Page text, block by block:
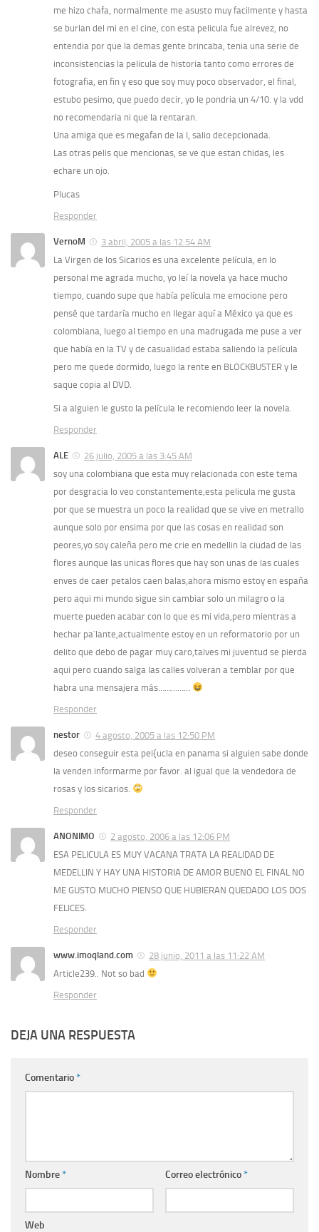
me hizo chafa, normalmente me asusto muy facilmente y hasta
se burlan del mi en el cine, con esta pelicula fue alrevez, no
entendia por que la demas gente brincaba, tenia una serie de
inconsistencias la pelicula de historia tanto como errores de
fotografia, en fin y eso que soy muy poco observador, el final,
estubo pesimo, que puedo decir, yo le pondria un 4/10. y la vdd
no recomendaria ni que la rentaran.
Una amiga que es megafan de la I, salio decepcionada.
Las otras pelis que mencionas, se ve que estan chidas, les
echare un ojo.
Plucas
Responder
VernoM
3 abril, 2005 a las 12:54 AM
La Virgen de los Sicarios es una excelente película, en lo
personal me agrada mucho, yo leí la novela ya hace mucho
tiempo, cuando supe que había película me emocione pero
pensé que tardaría mucho en llegar aquí a México ya que es
colombiana, luego al tiempo en una madrugada me puse a ver
que había en la TV y de casualidad estaba saliendo la película
pero me quede dormido, luego la rente en BLOCKBUSTER y le
saque copia al DVD.
Si a alguien le gusto la película le recomiendo leer la novela.
Responder
ALE
26 julio, 2005 a las 3:45 AM
soy una colombiana que esta muy relacionada con este tema
por desgracia lo veo constantemente,esta pelicula me gusta
por que se muestra un poco la realidad que se vive en metrallo
aunque solo por ensima por que las cosas en realidad son
peores,yo soy caleña pero me crie en medellin la ciudad de las
flores aunque las unicas flores que hay son unas de las cuales
enves de caer petalos caen balas,ahora mismo estoy en españa
pero aqui mi mundo sigue sin cambiar solo un milagro o la
muerte pueden acabar con lo que es mi vida,pero mientras a
hechar pa`lante,actualmente estoy en un reformatorio por un
delito que debo de pagar muy caro,talves mi juventud se pierda
aqui pero cuando salga las calles volveran a temblar por que
habra una mensajera más……………
Responder
nestor
4 agosto, 2005 a las 12:50 PM
deseo conseguir esta pel{ucla en panama si alguien sabe donde
la venden informarme por favor. al igual que la vendedora de
rosas y los sicarios.
Responder
ANONIMO
2 agosto, 2006 a las 12:06 PM
ESA PELICULA ES MUY VACANA TRATA LA REALIDAD DE
MEDELLIN Y HAY UNA HISTORIA DE AMOR BUENO EL FINAL NO
ME GUSTO MUCHO PIENSO QUE HUBIERAN QUEDADO LOS DOS
FELICES.
Responder
www.imoqland.com
28 junio, 2011 a las 11:22 AM
Article239.. Not so bad
Responder
DEJA UNA RESPUESTA
Comentario*
Nombre* Correo electrónico*
Web